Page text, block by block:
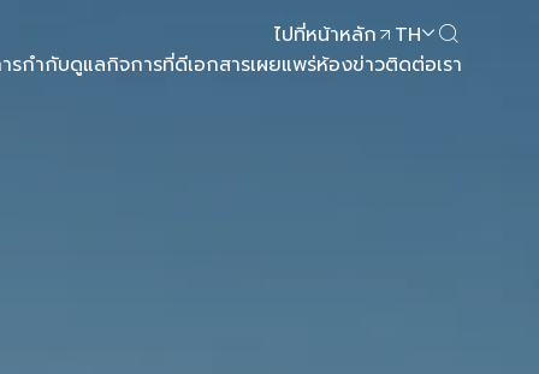
ไปที่หน้าหลัก
TH
รกำกับดูแลกิจการที่ดีเอกสารเผยแพร่ห้องข่าวติดต่อเรา